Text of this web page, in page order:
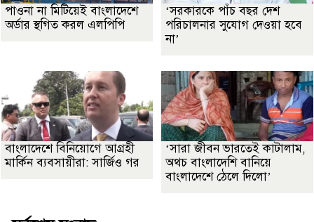
পাওনা না মিটিয়েই বাংলাদেশে
অর্ডার স্থগিত করল এলপিপি
‘সরকারকে পাঁচ বছর দেশ
পরিচালনার সুযোগ দেওয়া হবে
না’
বাংলাদেশে বিনিয়োগে আগ্রহী
মার্কিন ব্যবসায়ীরা: সার্জিও গর
‘সারা জীবন ভারতেই কাটালাম,
অথচ বাংলাদেশি বানিয়ে
বাংলাদেশে ঠেলে দিলো’